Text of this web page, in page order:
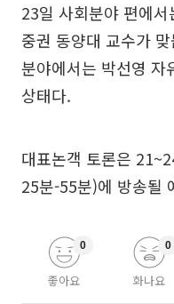
23일 사회분야 편에
중권 동양대 교수가
분야에서는 박선영 자
상태다.
대표논객 토론은
25분-55분)에 방송될
좋아요
0
화나요
0